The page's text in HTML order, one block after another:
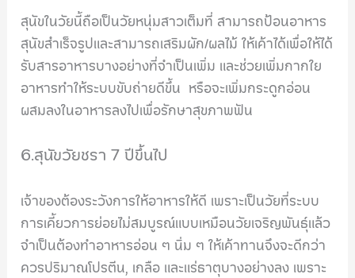
สุนัขในวัยนี้ถือเป็นวัยหนุ่มสาวเต็มที่ สามารถป้อนอาหาร
สุนัขสำเร็จรูปและสามารถเสริมผัก/ผลไม้ ให้เค้าได้เพื่อให้ได้
รับสารอาหารบางอย่างที่จำเป็นเพิ่ม และช่วยเพิ่มกากใย
อาหารทำให้ระบบขับถ่ายดีขึ้น หรือจะเพิ่มกระดูกอ่อน
ผสมลงในอาหารลงไปเพื่อรักษาสุขภาพฟัน
6.สุนัขวัยชรา 7 ปีขึ้นไป
เจ้าของต้องระวังการให้อาหารให้ดี เพราะเป็นวัยที่ระบบ
การเคี้ยวการย่อยไม่สมบูรณ์แบบเหมือนวัยเจริญพันธุ์แล้ว
จำเป็นต้องทำอาหารอ่อน ๆ นิ่ม ๆ ให้เค้าทานจึงจะดีกว่า
ควรปริมาณโปรตีน, เกลือ และแร่ธาตุบางอย่างลง เพราะ